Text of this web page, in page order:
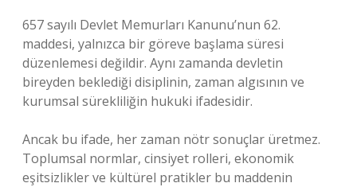
657 sayılı Devlet Memurları Kanunu’nun 62.
maddesi, yalnızca bir göreve başlama süresi
düzenlemesi değildir. Aynı zamanda devletin
bireyden beklediği disiplinin, zaman algısının ve
kurumsal sürekliliğin hukuki ifadesidir.
Ancak bu ifade, her zaman nötr sonuçlar üretmez.
Toplumsal normlar, cinsiyet rolleri, ekonomik
eşitsizlikler ve kültürel pratikler bu maddenin